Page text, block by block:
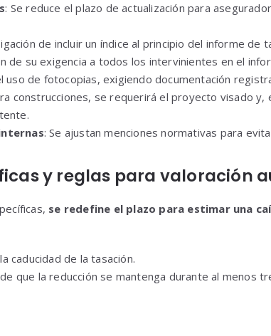
: Se reduce el plazo de actualización para
de incluir un índice al principio del informe de
de su exigencia a todos los intervinientes en el
uso de fotocopias, exigiendo documentación
construcciones, se requerirá el proyecto visado y,
: Se ajustan menciones normativas para
y reglas para valoración
se redefine el plazo para estimar una
caducidad de la tasación.
que la reducción se mantenga durante al menos